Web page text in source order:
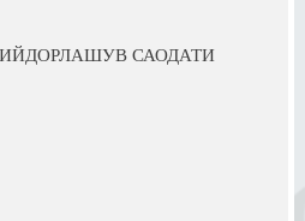
САОДАТИ